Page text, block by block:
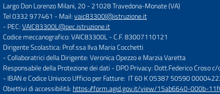
Largo Don Lorenzo Milani, 20-21028 Travedona-Monate (VA)
Tel 0332 977461 - Mail:vaic83300l@istruzione.it
- PEC:VAIC83300L@pec.istruzione.it
Codice meccanografico: VAIC83300L- C.F. 83007110121
Dirigente Scolastica: Prof.ssa Ilva Maria Cocchetti
- Collaboratrici della Dirigente: Veronica Opezzo e Marzia Varetta
Responsabile della Protezione dei dati - DPO Privacy: Dott.Federico Croso
- IBAN e Codice Univoco Ufficio per Fatture: IT 60 K 05387 50590
Obiettivi di accessibilità: https://form.agid.gov.it/view/15ab6640-000b-